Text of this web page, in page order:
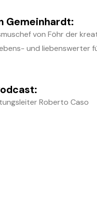
Gemeinhardt:
von Föhr der
und liebenswerter
Roberto Caso